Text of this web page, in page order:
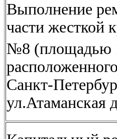
Выполнение
части жесткой
№8 (площадью
Санкт-
ул.Атаманская